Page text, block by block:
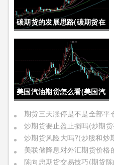
碳期货的发展思路(碳期货在
中国的发展)
美国汽油期货怎么看(美国汽
油期货价格)
陈向忠期货交易技巧(期货